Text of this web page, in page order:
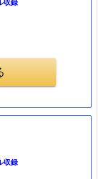
収録
収録